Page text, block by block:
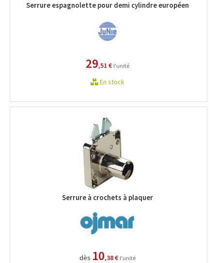
Serrure espagnolette pour demi cylindre européen
29,51 € l'unité
En stock
Serrure à crochets à plaquer
dès 10,38 € l'unité